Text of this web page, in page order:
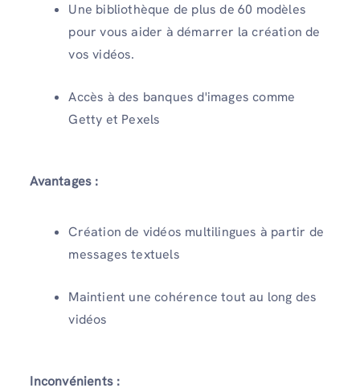
Une bibliothèque de plus de 60 modèles
pour vous aider à démarrer la création de
vos vidéos.
Accès à des banques d'images comme
Getty et Pexels
Avantages :
Création de vidéos multilingues à partir de
messages textuels
Maintient une cohérence tout au long des
vidéos
Inconvénients :